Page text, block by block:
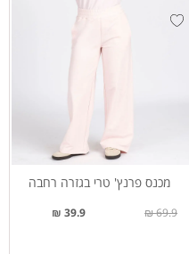
מכנס פרנץ' טרי בגזרה רחבה
39.9 ₪ 69.9 ₪